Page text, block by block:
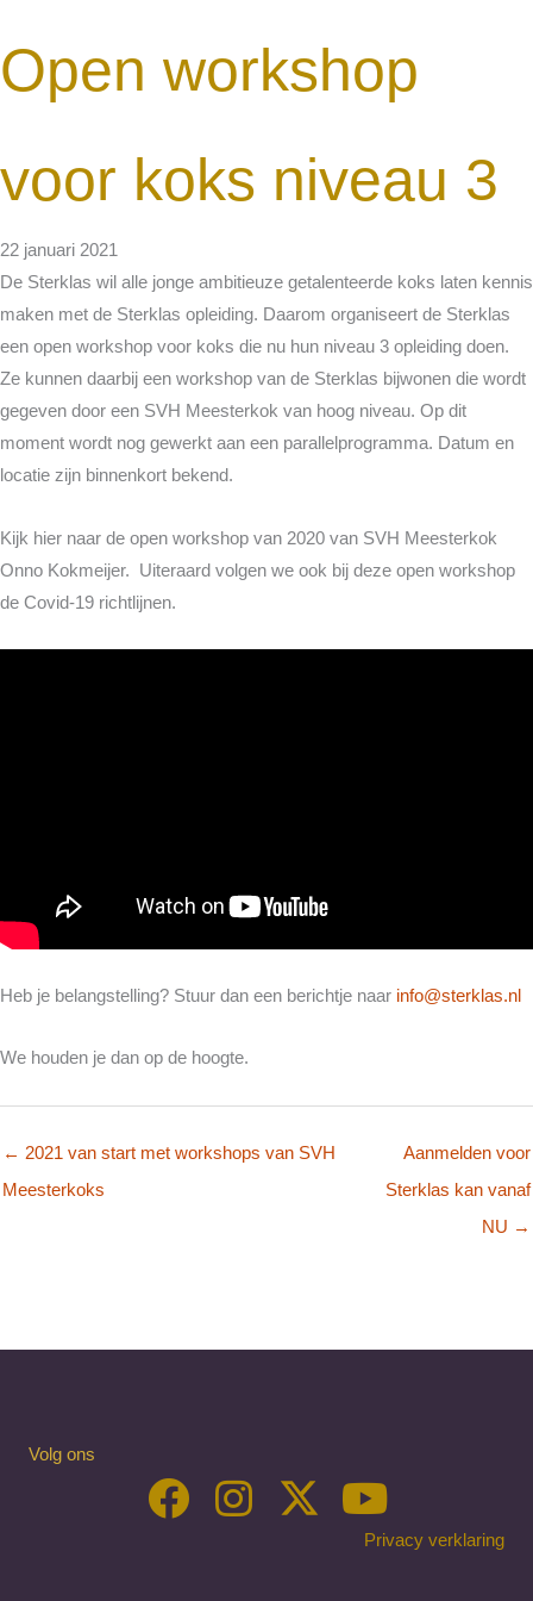
Open workshop
voor koks niveau 3
22 januari 2021
De Sterklas wil alle jonge ambitieuze getalenteerde koks laten kennis
maken met de Sterklas opleiding. Daarom organiseert de Sterklas
een open workshop voor koks die nu hun niveau 3 opleiding doen.
Ze kunnen daarbij een workshop van de Sterklas bijwonen die wordt
gegeven door een SVH Meesterkok van hoog niveau. Op dit
moment wordt nog gewerkt aan een parallelprogramma. Datum en
locatie zijn binnenkort bekend.
Kijk hier naar de open workshop van 2020 van SVH Meesterkok
Onno Kokmeijer. Uiteraard volgen we ook bij deze open workshop
de Covid-19 richtlijnen.
Heb je belangstelling? Stuur dan een berichtje naar info@sterklas.nl
We houden je dan op de hoogte.
← 2021 van start met workshops van SVH
Meesterkoks
Aanmelden voor
Sterklas kan vanaf
NU →
Volg ons
Privacy verklaring